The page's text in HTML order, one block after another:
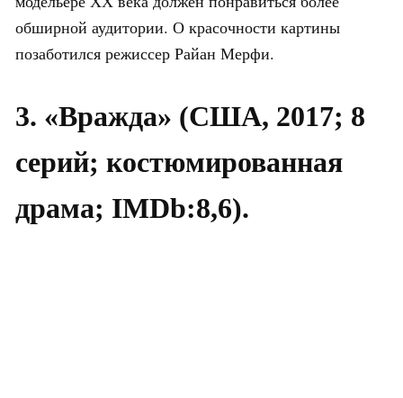
обширной аудитории. О красочности картины
позаботился режиссер Райан Мерфи.
3. «Вражда» (США, 2017; 8
серий; костюмированная
драма; IMDb:8,6).